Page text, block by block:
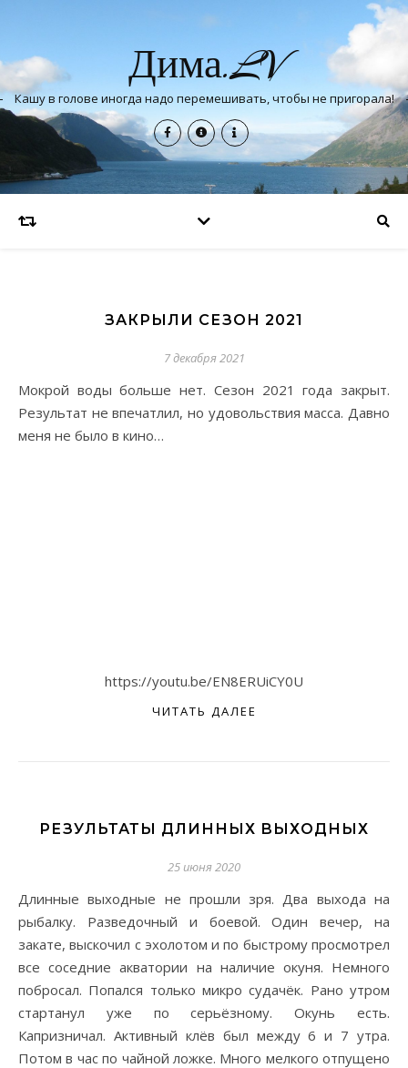
Дима.LV
Кашу в голове иногда надо перемешивать, чтобы не пригорала!
ЗАКРЫЛИ СЕЗОН 2021
7 декабря 2021
Мокрой воды больше нет. Сезон 2021 года закрыт.
Результат не впечатлил, но удовольствия масса. Давно
меня не было в кино…
https://youtu.be/EN8ERUiCY0U
ЧИТАТЬ ДАЛЕЕ
РЕЗУЛЬТАТЫ ДЛИННЫХ ВЫХОДНЫХ
25 июня 2020
Длинные выходные не прошли зря. Два выхода на
рыбалку. Разведочный и боевой. Один вечер, на
закате, выскочил с эхолотом и по быстрому просмотрел
все соседние акватории на наличие окуня. Немного
побросал. Попался только микро судачёк. Рано утром
стартанул уже по серьёзному. Окунь есть.
Капризничал. Активный клёв был между 6 и 7 утра.
Потом в час по чайной ложке. Много мелкого отпущено